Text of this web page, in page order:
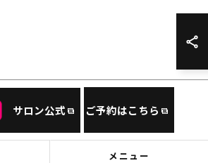
サロン公式 ご予約はこちら
メニュー